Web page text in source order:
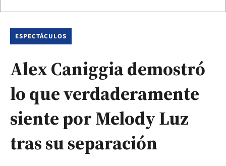
ESPECTÁCULOS
Alex Caniggia demostró
lo que verdaderamente
siente por Melody Luz
tras su separación